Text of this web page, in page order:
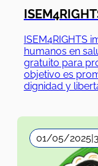
ISEM4RIGHTS
humanos en
gratuito para
objetivo es
dignidad y
01/05/2025